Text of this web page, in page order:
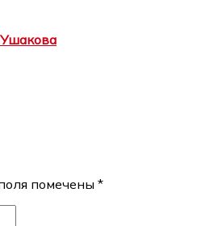
помечены *